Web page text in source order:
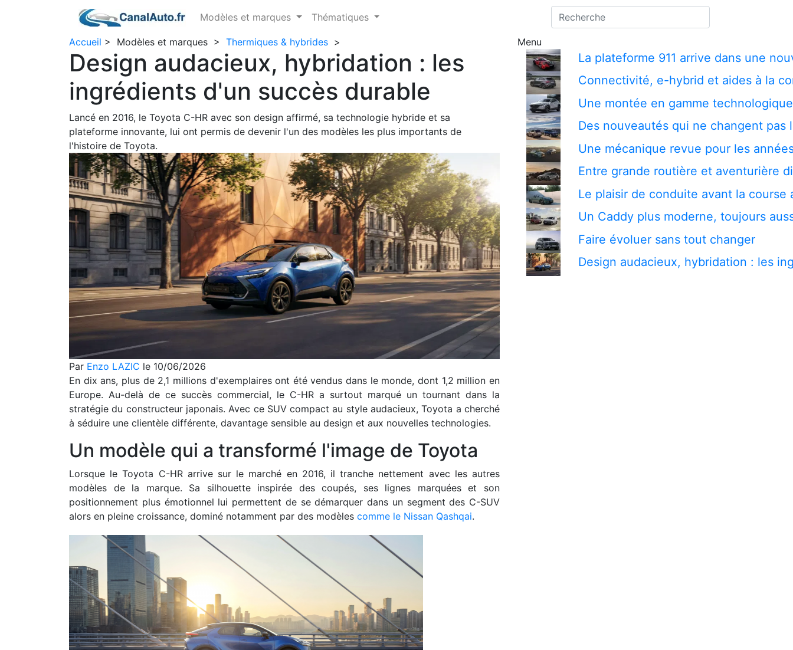
Modèles et marques Thématiques
Accueil > Modèles et marques > Thermiques & hybrides >
Design audacieux, hybridation : les
ingrédients d'un succès durable
Lancé en 2016, le Toyota C-HR avec son design affirmé, sa technologie hybride et sa
plateforme innovante, lui ont permis de devenir l'un des modèles les plus importants de
l'histoire de Toyota.
Par Enzo LAZIC le 10/06/2026
En dix ans, plus de 2,1 millions d'exemplaires ont été vendus dans le monde, dont 1,2 million en
Europe. Au-delà de ce succès commercial, le C-HR a surtout marqué un tournant dans la
stratégie du constructeur japonais. Avec ce SUV compact au style audacieux, Toyota a cherché
à séduire une clientèle différente, davantage sensible au design et aux nouvelles technologies.
Un modèle qui a transformé l'image de Toyota
Lorsque le Toyota C-HR arrive sur le marché en 2016, il tranche nettement avec les autres
modèles de la marque. Sa silhouette inspirée des coupés, ses lignes marquées et son
positionnement plus émotionnel lui permettent de se démarquer dans un segment des C-SUV
alors en pleine croissance, dominé notamment par des modèles comme le Nissan Qashqai.
Menu
La plateforme 911 arrive dans une
Connectivité, e-hybrid et aides à la
Une montée en gamme
Des nouveautés qui ne changent pas
Une mécanique revue pour les
Entre grande routière et aventurière
Le plaisir de conduite avant la course
Un Caddy plus moderne, toujours
Faire évoluer sans tout changer
Design audacieux, hybridation : les